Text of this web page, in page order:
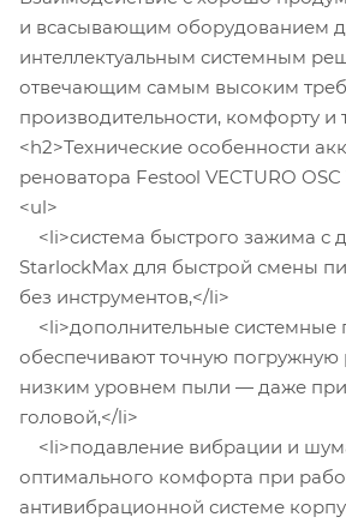
и всасывающим оборудованием
интеллектуальным системным
отвечающим самым высоким
производительности, комфорту и
<h2>Технические особенности
реноватора Festool VECTURO OSC
<ul>
<li>система быстрого зажима с
StarlockMax для быстрой смены
без инструментов,</li>
<li>дополнительные системные
обеспечивают точную погружную
низким уровнем пыли — даже
головой,</li>
<li>подавление вибрации и
оптимального комфорта при
антивибрационной системе